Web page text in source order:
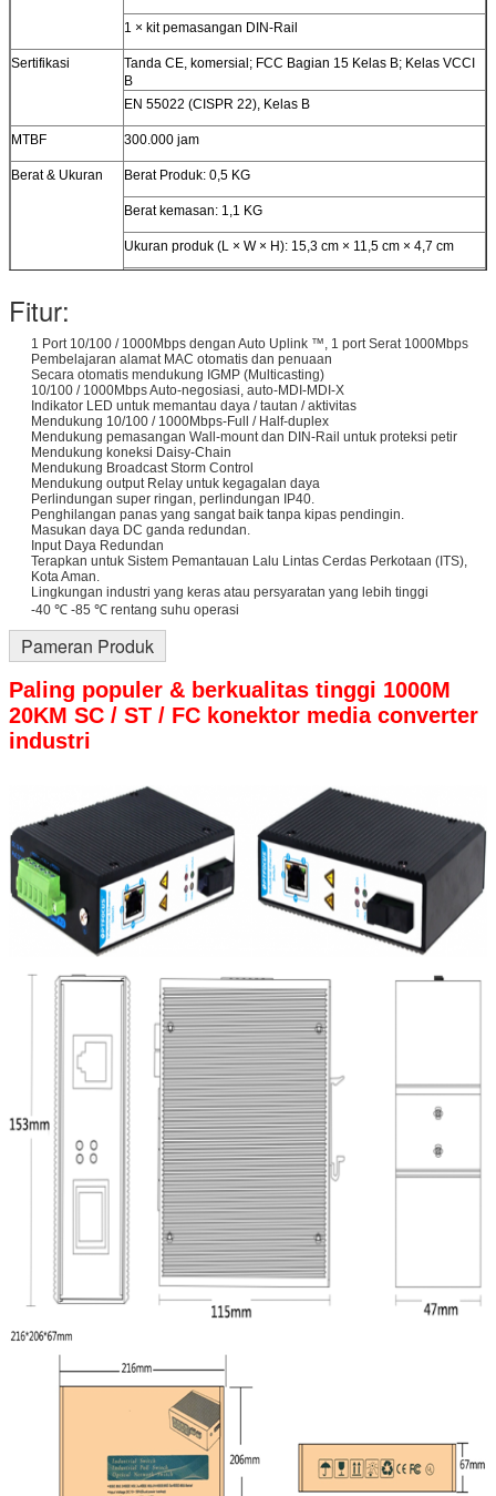
1 × kit pemasangan DIN-Rail
Sertifikasi
Tanda CE, komersial; FCC Bagian 15 Kelas B; Kelas VCCI
B
EN 55022 (CISPR 22), Kelas B
MTBF 300.000 jam
Berat & Ukuran Berat Produk: 0,5 KG
Berat kemasan: 1,1 KG
Ukuran produk (L × W × H): 15,3 cm × 11,5 cm × 4,7 cm
Jaminan
Fitur:
1 Port 10/100 / 1000Mbps dengan Auto Uplink ™, 1 port Serat 1000Mbps
Pembelajaran alamat MAC otomatis dan penuaan
Secara otomatis mendukung IGMP (Multicasting)
10/100 / 1000Mbps Auto-negosiasi, auto-MDI-MDI-X
Indikator LED untuk memantau daya / tautan / aktivitas
Mendukung 10/100 / 1000Mbps-Full / Half-duplex
Mendukung pemasangan Wall-mount dan DIN-Rail untuk proteksi petir
Mendukung koneksi Daisy-Chain
Mendukung Broadcast Storm Control
Mendukung output Relay untuk kegagalan daya
Perlindungan super ringan, perlindungan IP40.
Penghilangan panas yang sangat baik tanpa kipas pendingin.
Masukan daya DC ganda redundan.
Input Daya Redundan
Terapkan untuk Sistem Pemantauan Lalu Lintas Cerdas Perkotaan (ITS),
Kota Aman.
Lingkungan industri yang keras atau persyaratan yang lebih tinggi
-40 ℃ -85 ℃ rentang suhu operasi
Pameran Produk
Paling populer & berkualitas tinggi 1000M
20KM SC / ST / FC konektor media converter
industri